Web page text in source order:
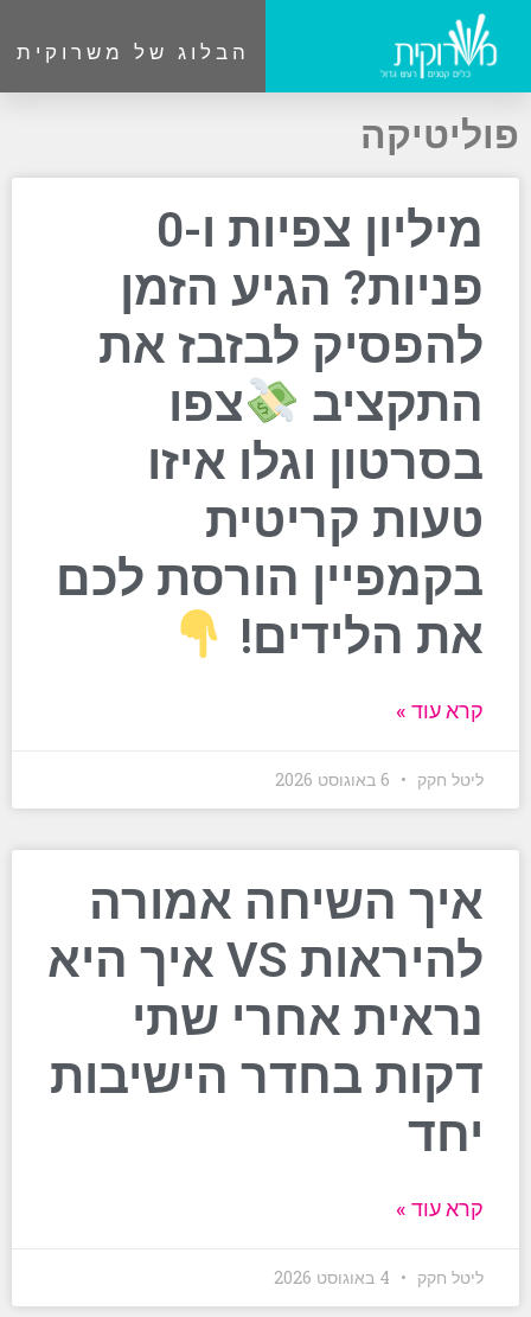
הבלוג של משרוקית
פוליטיקה
מיליון צפיות ו-0
פניות? הגיע הזמן
להפסיק לבזבז את
התקציב
צפו
בסרטון וגלו איזו
טעות קריטית
בקמפיין הורסת לכם
את הלידים!
קרא עוד »
ליטל חקק
איך השיחה אמורה
להיראות VS איך היא
נראית אחרי שתי
דקות בחדר הישיבות
יחד
קרא עוד »
ליטל חקק